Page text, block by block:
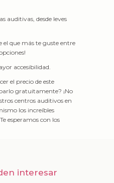
auditivas, desde leves
el que más te guste entre
accesibilidad.
el precio de este
gratuitamente? ¡No
centros auditivos en
los increíbles
esperamos con los
interesar